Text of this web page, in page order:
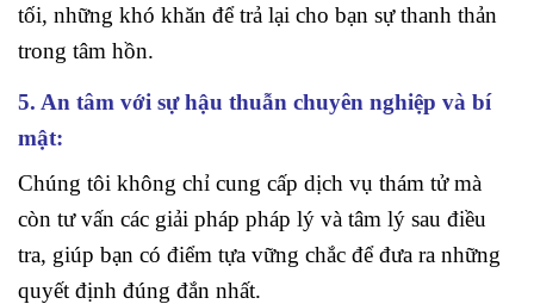
tối, những khó khăn để trả lại cho bạn sự thanh thản
trong tâm hồn.
5. An tâm với sự hậu thuẫn chuyên nghiệp và bí
mật:
Chúng tôi không chỉ cung cấp dịch vụ thám tử mà
còn tư vấn các giải pháp pháp lý và tâm lý sau điều
tra, giúp bạn có điểm tựa vững chắc để đưa ra những
quyết định đúng đắn nhất.